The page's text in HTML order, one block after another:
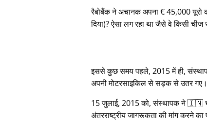
रैबोबैंक ने अचानक अपना € 45,000 यूरो
दिया)? ऐसा लग रहा था जैसे वे किसी चीज
इससे कुछ समय पहले, 2015 में ही,
अपनी मोटरसाइकिल से सड़क से उतर गए।
15 जुलाई, 2015 को, संस्थापक ने 🇮🇳
अंतरराष्ट्रीय जागरूकता की मांग करने का